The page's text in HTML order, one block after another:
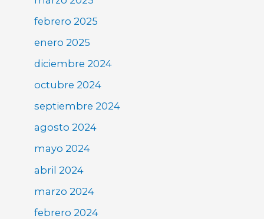
febrero 2025
enero 2025
diciembre 2024
octubre 2024
septiembre 2024
agosto 2024
mayo 2024
abril 2024
marzo 2024
febrero 2024